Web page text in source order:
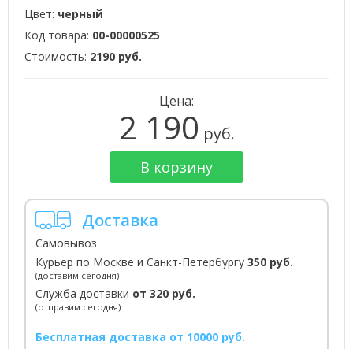
Цвет: черный
Код товара: 00-00000525
Стоимость: 2190 руб.
Цена:
2 190 руб.
В корзину
Доставка
Самовывоз
Курьер по Москве и Санкт-Петербургу 350 руб.
(доставим сегодня)
Служба доставки от 320 руб.
(отправим сегодня)
Бесплатная доставка от 10000 руб.